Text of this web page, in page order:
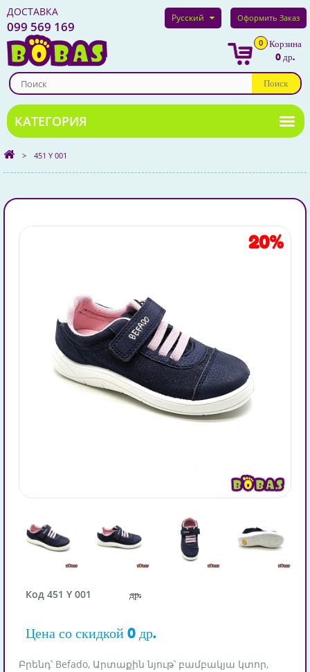
ДОСТАВКА
099 569 169
Русский Оформить Заказ
Поиск
0
Корзина
0 др.
> 451 Y 001
20%
Код 451 Y 001 др.
Цена со скидкой 0 др.
Բրենդ՝ Befado, Արտաքին նյութ՝ բամբակյա կտոր,